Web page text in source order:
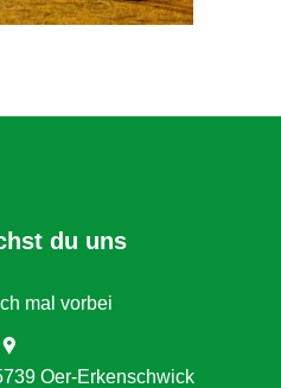
du uns
mal vorbei
Oer-Erkenschwick